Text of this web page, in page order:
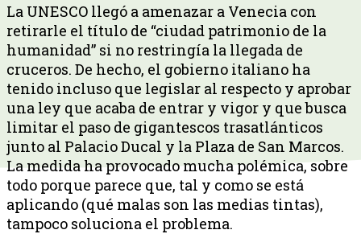
La UNESCO llegó a amenazar a Venecia con
retirarle el título de “ciudad patrimonio de la
humanidad” si no restringía la llegada de
cruceros. De hecho, el gobierno italiano ha
tenido incluso que legislar al respecto y aprobar
una ley que acaba de entrar y vigor y que busca
limitar el paso de gigantescos trasatlánticos
junto al Palacio Ducal y la Plaza de San Marcos.
La medida ha provocado mucha polémica, sobre
todo porque parece que, tal y como se está
aplicando (qué malas son las medias tintas),
tampoco soluciona el problema.